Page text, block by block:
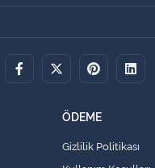
ÖDEME
Gizlilik Politikası